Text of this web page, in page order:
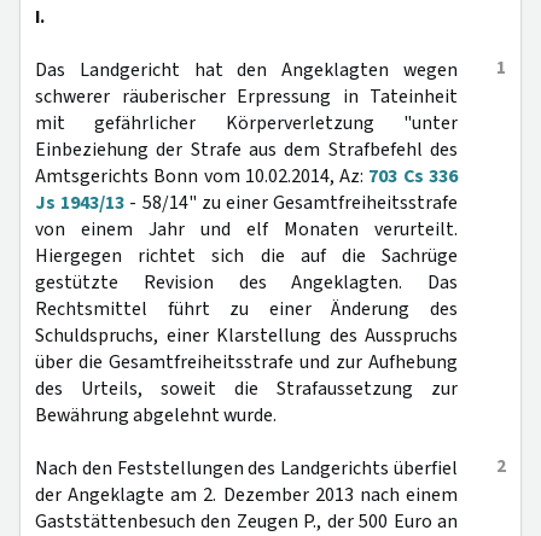
I.
1
Das Landgericht hat den Angeklagten wegen
schwerer räuberischer Erpressung in Tateinheit
mit gefährlicher Körperverletzung "unter
Einbeziehung der Strafe aus dem Strafbefehl des
Amtsgerichts Bonn vom 10.02.2014, Az: 703 Cs 336
Js 1943/13 - 58/14" zu einer Gesamtfreiheitsstrafe
von einem Jahr und elf Monaten verurteilt.
Hiergegen richtet sich die auf die Sachrüge
gestützte Revision des Angeklagten. Das
Rechtsmittel führt zu einer Änderung des
Schuldspruchs, einer Klarstellung des Ausspruchs
über die Gesamtfreiheitsstrafe und zur Aufhebung
des Urteils, soweit die Strafaussetzung zur
Bewährung abgelehnt wurde.
2
Nach den Feststellungen des Landgerichts überfiel
der Angeklagte am 2. Dezember 2013 nach einem
Gaststättenbesuch den Zeugen P., der 500 Euro an